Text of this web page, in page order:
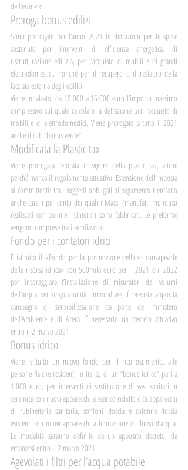
dell’esonero.
Proroga bonus edilizi
Sono prorogate per l’anno 2021 le detrazioni per le spese
sostenute per interventi di efficienza energetica, di
ristrutturazione edilizia, per l’acquisto di mobili e di grandi
elettrodomestici, nonché per il recupero o il restauro della
facciata esterna degli edifici.
Viene innalzato, da 10.000 a 16.000 euro l’importo massimo
complessivo sul quale calcolare la detrazione per l’acquisto di
mobili e di elettrodomestici. Viene prorogato a tutto il 2021
anche il c.d. “bonus verde“.
Modificata la Plastic tax
Viene prorogata l’entrata in vigore della plastic tax, anche
perché manca il regolamento attuativo. Estensione dell’imposta
ai committenti: tra i soggetti obbligati al pagamento rientrano
anche quelli per conto dei quali i Macsi (manufatti monouso
realizzati con polimeri sintetici) sono fabbricati. Le preforme
vengono comprese tra i semilavorati.
Fondo per i contatori idrici
È istituito il «Fondo per la promozione dell’uso consapevole
della risorsa idrica» con 500mila euro per il 2021 e il 2022
per incoraggiare l’installazione di misuratori dei volumi
dell’acqua per singola unità immobiliare. È prevista apposita
campagna di sensibilizzazione da parte del ministero
dell’Ambiente e di Arera. È necessario un decreto attuativo
entro il 2 marzo 2021.
Viene istituito un nuovo fondo per il riconoscimento, alle
persone fisiche residenti in Italia, di un “bonus idrico” pari a
1.000 euro, per interventi di sostituzione di vasi sanitari in
ceramica con nuovi apparecchi a scarico ridotto e di apparecchi
di rubinetteria sanitaria, soffioni doccia e colonne doccia
esistenti con nuovi apparecchi a limitazione di flusso d’acqua.
Le modalità saranno definite da un apposito decreto, da
emanarsi entro il 2 marzo 2021.
Agevolati i filtri per l’acqua potabile